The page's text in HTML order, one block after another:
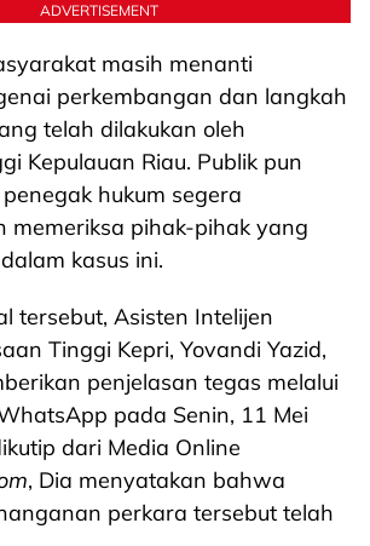
ADVERTISEMENT
masih menanti
perkembangan dan langkah
telah dilakukan oleh
Kepulauan Riau. Publik pun
hukum segera
memeriksa pihak-pihak yang
kasus ini.
tersebut, Asisten Intelijen
Tinggi Kepri, Yovandi Yazid,
penjelasan tegas melalui
pada Senin, 11 Mei
dari Media Online
, Dia menyatakan bahwa
perkara tersebut telah